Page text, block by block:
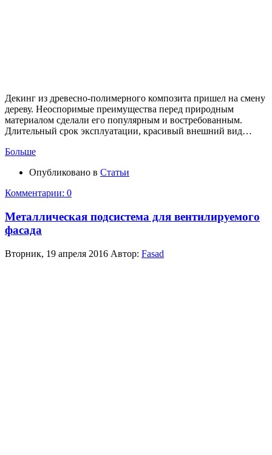
Декинг из древесно-полимерного композита пришел на смену
дереву. Неоспоримые преимущества перед природным
материалом сделали его популярным и востребованным.
Длительный срок эксплуатации, красивый внешний вид…
Больше
Опубликовано в Статьи
Комментарии: 0
Металлическая подсистема для вентилируемого
фасада
Вторник, 19 апреля 2016 Автор: Fasad